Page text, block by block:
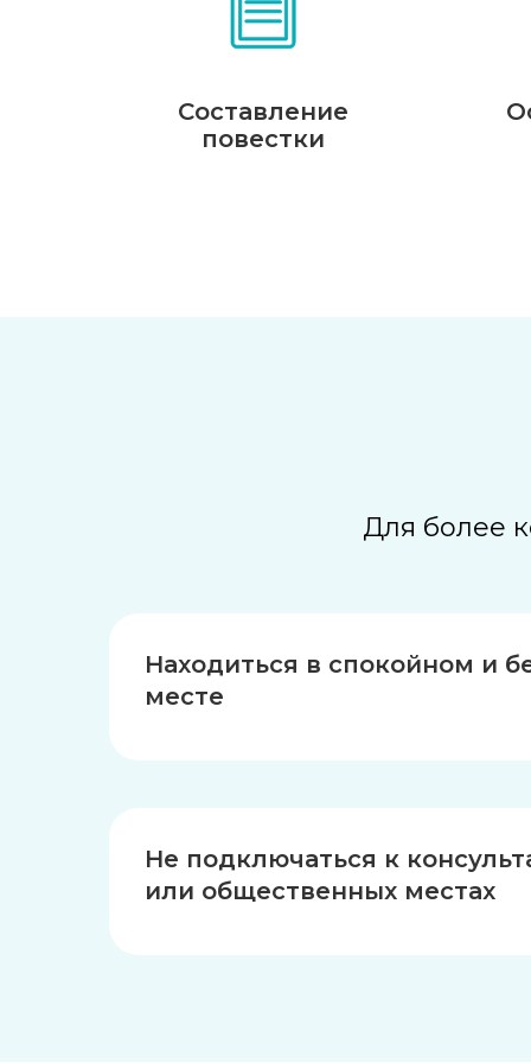
Составление
повестки
Для более
Находиться в спокойном и
месте
Не подключаться к
или общественных местах